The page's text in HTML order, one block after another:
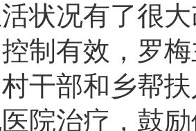
状况有了很
制有效，罗
干部和乡帮
院治疗，鼓